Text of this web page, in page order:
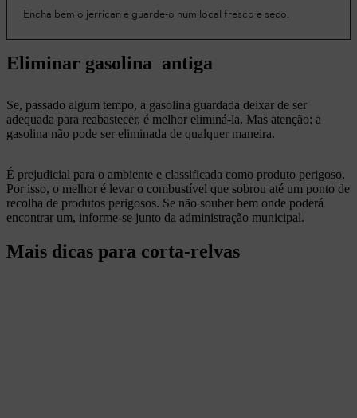
Encha bem o jerrican e guarde-o num local fresco e seco.
Eliminar gasolina antiga
Se, passado algum tempo, a gasolina guardada deixar de ser
adequada para reabastecer, é melhor eliminá-la. Mas atenção: a
gasolina não pode ser eliminada de qualquer maneira.
É prejudicial para o ambiente e classificada como produto perigoso.
Por isso, o melhor é levar o combustível que sobrou até um ponto de
recolha de produtos perigosos. Se não souber bem onde poderá
encontrar um, informe-se junto da administração municipal.
Mais dicas para corta-relvas